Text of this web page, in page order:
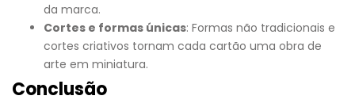
da marca.
Cortes e formas únicas: Formas não tradicionais e
cortes criativos tornam cada cartão uma obra de
arte em miniatura.
Conclusão